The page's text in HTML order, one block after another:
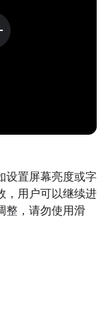
设置屏幕亮度或字
，用户可以继续进
整，请勿使用滑